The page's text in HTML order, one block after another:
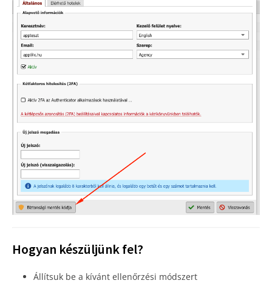
Hogyan készüljünk fel?
Állítsuk be a kívánt ellenőrzési módszert